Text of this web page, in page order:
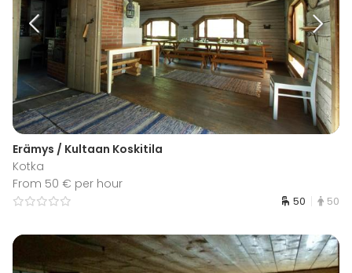
Erämys / Kultaan Koskitila
Kotka
From 50 € per hour
50 50